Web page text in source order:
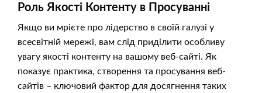
Роль Якості Контенту в Просуванні
Якщо ви мрієте про лідерство в своїй галузі у
всесвітній мережі, вам слід приділити особливу
увагу якості контенту на вашому веб-сайті. Як
показує практика, створення та просування веб-
сайтів – ключовий фактор для досягнення таких